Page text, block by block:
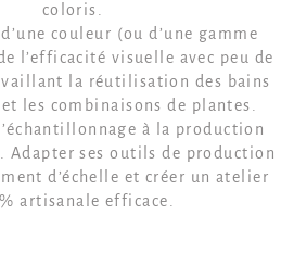
coloris.
couleur (ou d’une gamme
l’efficacité visuelle avec peu de
la réutilisation des bains
les combinaisons de plantes.
l’échantillonnage à la production
Adapter ses outils de production
d’échelle et créer un atelier
artisanale efficace.